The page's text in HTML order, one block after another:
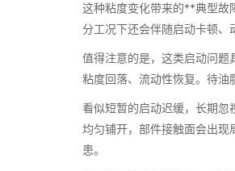
这种粘度变化带来的**典型故
分工况下还会伴随启动卡顿、
值得注意的是，这类启动问题
粘度回落、流动性恢复。待油
看似短暂的启动迟缓，长期忽
均匀铺开，部件接触面会出现
患。